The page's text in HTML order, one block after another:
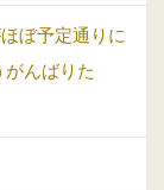
ぼ予定通りに
んばりた